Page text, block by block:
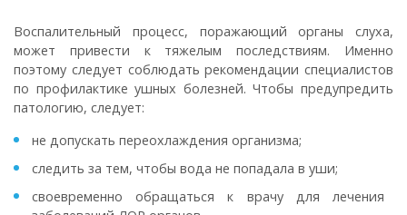
Воспалительный процесс, поражающий органы слуха,
может привести к тяжелым последствиям. Именно
поэтому следует соблюдать рекомендации специалистов
по профилактике ушных болезней. Чтобы предупредить
патологию, следует:
не допускать переохлаждения организма;
следить за тем, чтобы вода не попадала в уши;
своевременно обращаться к врачу для лечения